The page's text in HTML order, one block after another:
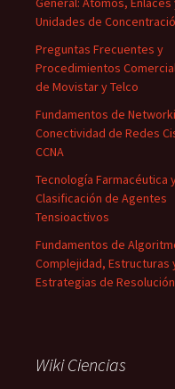
Unidades de
Preguntas Frecuentes y
Procedimientos
de Movistar y Telco
Fundamentos de
Conectividad de Redes
CCNA
Tecnología Farmacéutica
Clasificación de Agentes
Tensioactivos
Fundamentos de
Complejidad, Estructuras
Estrategias de Resolución
Wiki Ciencias